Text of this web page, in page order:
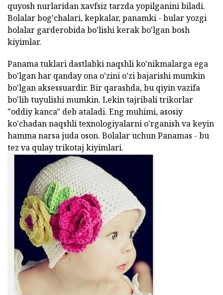
quyosh nurlaridan xavfsiz tarzda yopilganini biladi.
Bolalar bog'chalari, kepkalar, panamki - bular yozgi
bolalar garderobida bo'lishi kerak bo'lgan bosh
kiyimlar.
Panama tuklari dastlabki naqshli ko'nikmalarga ega
bo'lgan har qanday ona o'zini o'zi bajarishi mumkin
bo'lgan aksessuardir. Bir qarashda, bu qiyin vazifa
bo'lib tuyulishi mumkin. Lekin tajribali trikorlar
"oddiy kanca" deb ataladi. Eng muhimi, asosiy
ko'chadan naqshli texnologiyalarni o'rganish va keyin
hamma narsa juda oson. Bolalar uchun Panamas - bu
tez va qulay trikotaj kiyimlari.